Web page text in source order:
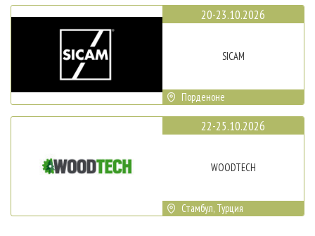
20-23.10.2026
SICAM
Порденоне
22-25.10.2026
WOODTECH
Стамбул, Турция